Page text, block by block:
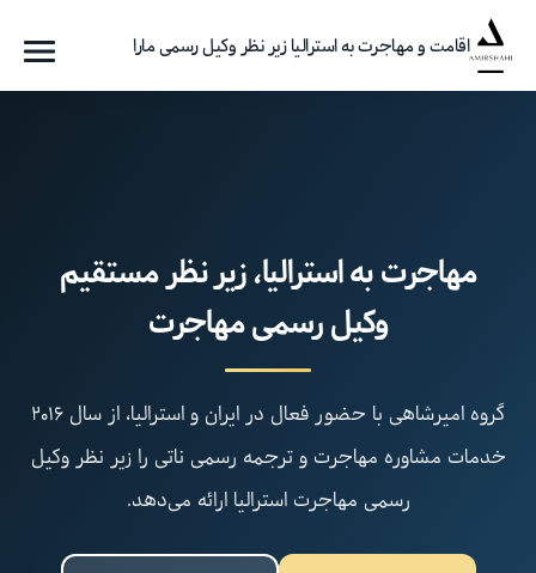
اقامت و مهاجرت به استرالیا زیر نظر وکیل رسمی مارا
مهاجرت به استرالیا، زیر نظر مستقیم
وکیل رسمی مهاجرت
گروه امیرشاهی با حضور فعال در ایران و استرالیا، از سال ۲۰۱۶
خدمات مشاوره مهاجرت و ترجمه رسمی ناتی را زیر نظر وکیل
رسمی مهاجرت استرالیا ارائه می‌دهد.